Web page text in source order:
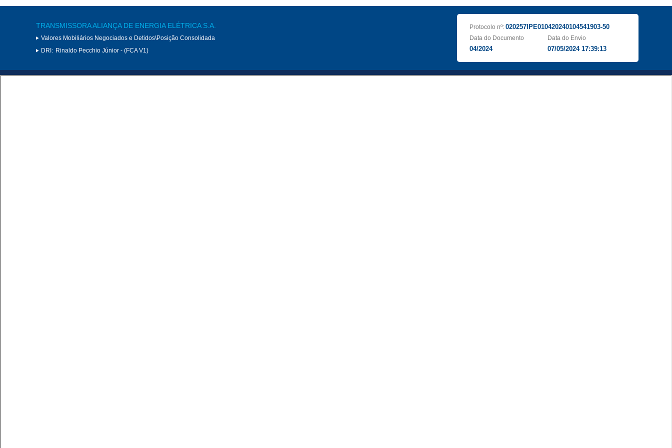
TRANSMISSORA ALIANÇA DE ENERGIA ELÉTRICA S.A.
Valores Mobiliários Negociados e Detidos\Posição Consolidada
DRI: Rinaldo Pecchio Júnior - (FCA V1)
Protocolo nº: 020257IPE010420240104541903-50
Data do Documento
04/2024
Data do Envio
07/05/2024 17:39:13